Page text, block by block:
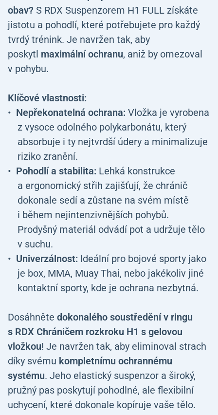
obav? S RDX Suspenzorem H1 FULL získáte
jistotu a pohodlí, které potřebujete pro každý
tvrdý trénink. Je navržen tak, aby
poskytl maximální ochranu, aniž by omezoval
v pohybu.
Klíčové vlastnosti:
Nepřekonatelná ochrana: Vložka je vyrobena
z vysoce odolného polykarbonátu, který
absorbuje i ty nejtvrdší údery a minimalizuje
riziko zranění.
Pohodlí a stabilita: Lehká konstrukce
a ergonomický střih zajišťují, že chránič
dokonale sedí a zůstane na svém místě
i během nejintenzivnějších pohybů.
Prodyšný materiál odvádí pot a udržuje tělo
v suchu.
Univerzálnost: Ideální pro bojové sporty jako
je box, MMA, Muay Thai, nebo jakékoliv jiné
kontaktní sporty, kde je ochrana nezbytná.
Dosáhněte dokonalého soustředění v ringu
s RDX Chráničem rozkroku H1 s gelovou
vložkou! Je navržen tak, aby eliminoval strach
díky svému kompletnímu ochrannému
systému. Jeho elastický suspenzor a široký,
pružný pas poskytují pohodlné, ale flexibilní
uchycení, které dokonale kopíruje vaše tělo.